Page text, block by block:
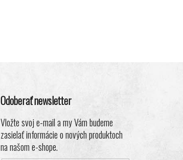
Odoberať newsletter
Vložte svoj e-mail a my Vám budeme
zasielať informácie o nových produktoch
na našom e-shope.